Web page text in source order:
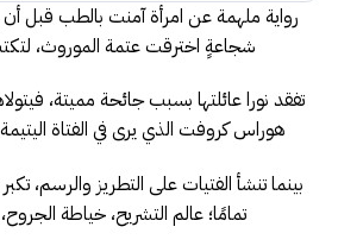
رواية ملهمة عن امرأة آمنت بالطب قبل
شجاعةٍ اخترقت عتمة الموروث،
تفقد نورا عائلتها بسبب جائحة مميتة،
هوراس كروفت الذي يرى في الفتاة اليتيمة
بينما تنشأ الفتيات على التطريز والرسم،
تمامًا؛ عالم التشريح، خياطة